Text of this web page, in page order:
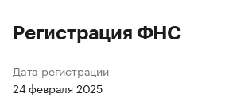
Регистрация ФНС
Дата регистрации
24 февраля 2025